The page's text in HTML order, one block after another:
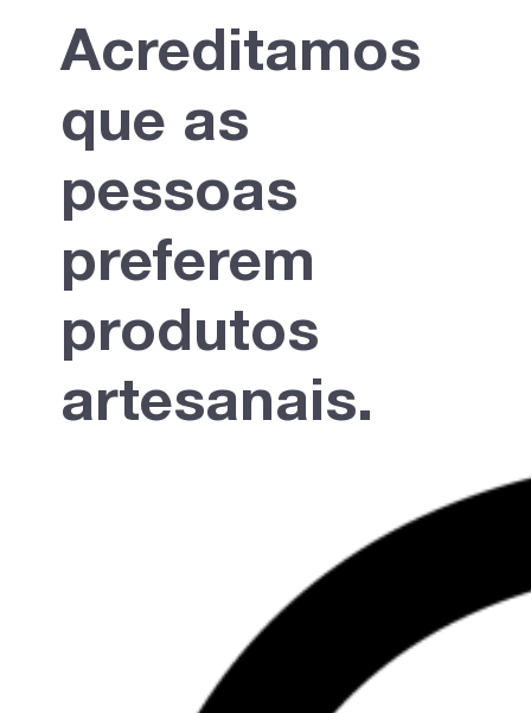
Acreditamos
que as
pessoas
preferem
produtos
artesanais.